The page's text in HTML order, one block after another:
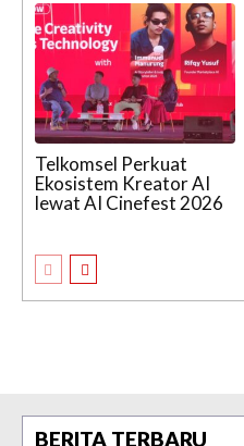
Telkomsel Perkuat
Ekosistem Kreator AI
lewat AI Cinefest 2026
BERITA TERBARU